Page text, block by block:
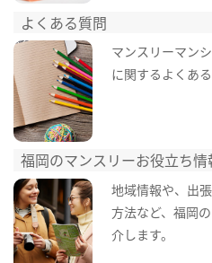
よくある質問
マンスリーマン
に関するよくあ
福岡のマンスリーお役立ち情
地域情報や、出
方法など、福岡
介します。